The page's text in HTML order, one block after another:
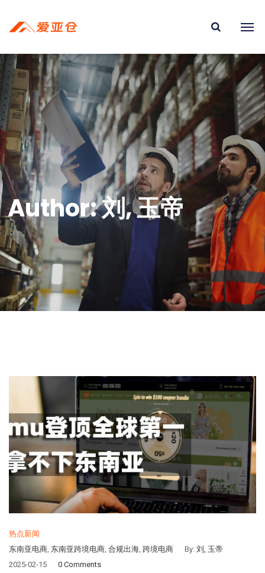
Author: 刘, 玉帝
热点新闻
东南亚电商, 东南亚跨境电商, 合规出海, 跨境电商 By: 刘, 玉帝
2025-02-15
0 Comments